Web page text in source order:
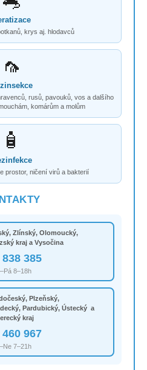
krys aj. hlodavců
🦟
rusů, pavouků, vos a dalšího
komárům a molům
🧴
prostor, ničení virů a bakterií
Zlínský, Olomoucký,
kraj a Vysočina
838 385
8–18h
Plzeňský,
Pardubický, Ústecký a
kraj
460 967
7–21h